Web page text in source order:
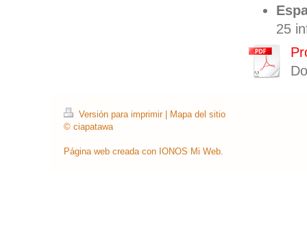
25
Versión para imprimir
Mapa del sitio
© ciapatawa
Página web creada con IONOS Mi Web.